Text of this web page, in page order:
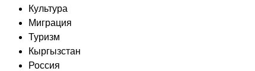
Культура
Миграция
Туризм
Кыргызстан
Россия